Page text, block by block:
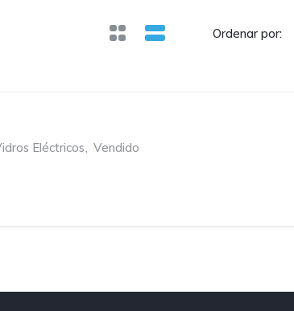
Ordenar por:
Eléctricos, Vendido